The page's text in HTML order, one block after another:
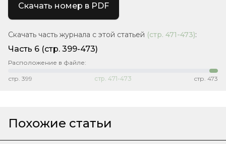
Скачать номер в PDF
Скачать часть журнала с этой статьей (стр. 471-473):
Часть 6 (стр. 399-473)
Расположение в файле:
стр. 399 стр. 471-473 стр. 473
Похожие статьи